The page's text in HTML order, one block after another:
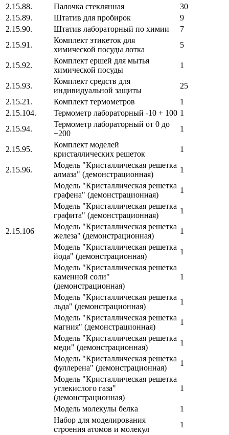
2.15.88.
Палочка стеклянная
30
2.15.89.
Штатив для пробирок
9
2.15.90.
Штатив лабораторный по химии
7
2.15.91.
Комплект этикеток для
химической посуды лотка
5
2.15.92.
Комплект ершей для мытья
химической посуды
1
2.15.93.
Комплект средств для
индивидуальной защиты
25
2.15.21.
Комплект термометров
1
2.15.104.
Термометр лабораторный -10 + 100 1
2.15.94.
Термометр лабораторный от 0 до
+200
1
2.15.95.
Комплект моделей
кристаллических решеток
1
2.15.96.
Модель "Кристаллическая решетка
алмаза" (демонстрационная)
1
Модель "Кристаллическая решетка
графена" (демонстрационная)
1
Модель "Кристаллическая решетка
графита" (демонстрационная)
1
2.15.106
Модель "Кристаллическая решетка
железа" (демонстрационная)
1
Модель "Кристаллическая решетка
йода" (демонстрационная)
1
Модель "Кристаллическая решетка
каменной соли"
(демонстрационная)
1
Модель "Кристаллическая решетка
льда" (демонстрационная)
1
Модель "Кристаллическая решетка
магния" (демонстрационная)
1
Модель "Кристаллическая решетка
меди" (демонстрационная)
1
Модель "Кристаллическая решетка
фуллерена" (демонстрационная)
1
Модель "Кристаллическая решетка
углекислого газа"
(демонстрационная)
1
Модель молекулы белка
1
Набор для моделирования
строения атомов и молекул
1